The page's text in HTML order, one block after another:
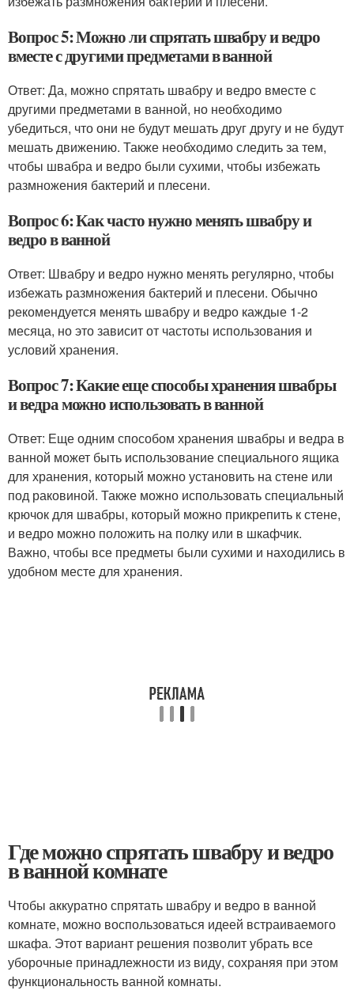
Вопрос 5: Можно ли спрятать швабру и ведро
вместе с другими предметами в ванной
Ответ: Да, можно спрятать швабру и ведро вместе с
другими предметами в ванной, но необходимо
убедиться, что они не будут мешать друг другу и не будут
мешать движению. Также необходимо следить за тем,
чтобы швабра и ведро были сухими, чтобы избежать
размножения бактерий и плесени.
Вопрос 6: Как часто нужно менять швабру и
ведро в ванной
Ответ: Швабру и ведро нужно менять регулярно, чтобы
избежать размножения бактерий и плесени. Обычно
рекомендуется менять швабру и ведро каждые 1-2
месяца, но это зависит от частоты использования и
условий хранения.
Вопрос 7: Какие еще способы хранения швабры
и ведра можно использовать в ванной
Ответ: Еще одним способом хранения швабры и ведра в
ванной может быть использование специального ящика
для хранения, который можно установить на стене или
под раковиной. Также можно использовать специальный
крючок для швабры, который можно прикрепить к стене,
и ведро можно положить на полку или в шкафчик.
Важно, чтобы все предметы были сухими и находились в
удобном месте для хранения.
Где можно спрятать швабру и ведро
в ванной комнате
Чтобы аккуратно спрятать швабру и ведро в ванной
комнате, можно воспользоваться идеей встраиваемого
шкафа. Этот вариант решения позволит убрать все
уборочные принадлежности из виду, сохраняя при этом
функциональность ванной комнаты.